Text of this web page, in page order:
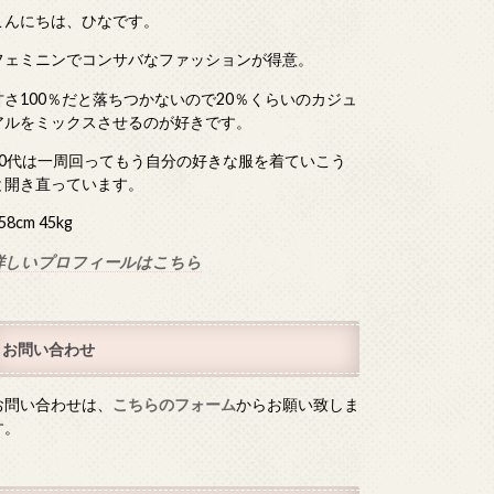
んにちは、ひなです。
ェミニンでコンサバなファッションが得意。
さ100％だと落ちつかないので20％くらいのカジュ
ルをミックスさせるのが好きです。
代は一周回ってもう自分の好きな服を着ていこう
開き直っています。
45kg
しいプロフィールはこちら
お問い合わせ
問い合わせは、 こちらのフォームからお願い致しま